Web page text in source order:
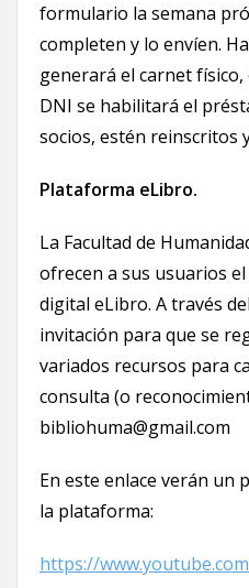
formulario la semana
completen y lo envíen.
generará el carnet
DNI se habilitará el
socios, estén reinscritos
Plataforma eLibro.
La Facultad de
ofrecen a sus usuarios
digital eLibro. A través
invitación para que se
variados recursos para
consulta (o
bibliohuma@gmail.com
En este enlace verán un
la plataforma:
https://